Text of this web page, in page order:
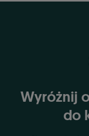
Wyróżnij
do